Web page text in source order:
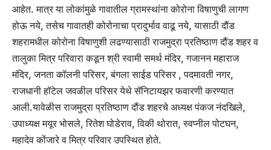
आहेत. मात्र या लोकांमुळे गावातील ग्रामस्थांना कोरोना विषाणुची लागण
होऊ नये, तसेच गावातही कोरोनाचा प्रादुर्भाव वाढू नये, यासाठी दौंड
शहरामधील कोरोना विषाणुशी लढण्यासाठी राजमुद्रा प्रतिष्ठाण दौंड शहर व
तालुका मित्र परिवारा कडून श्री स्वामी समर्थ मंदिर, गजानन महाराज
मंदिर, जनता कॉलनी परिसर, बंगला साईड परिसर , पदमावती नगर,
राजधानी हॉटेल जवळील परिसर येथे सॅनिटायझर फवारणी करण्यात
आली.यावेळीस राजमुद्रा प्रतिष्ठाण दौंड शहरचे अध्यक्ष पंकज नंदखिले,
उपाध्यक्ष मयूर भोसले, रितेश घोडेराव, विकी थोरात, स्वप्नील पोटघन,
महादेव कोंजारे व मित्र परिवार उपस्थित होते.